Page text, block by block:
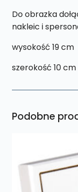
Do obrazka
nakleic i
wysokość 19 cm
szerokość 10 cm
Podobne